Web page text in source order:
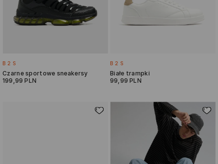
B2S
Czarne sportowe sneakersy
199,99 PLN
B2S
Białe trampki
99,99 PLN